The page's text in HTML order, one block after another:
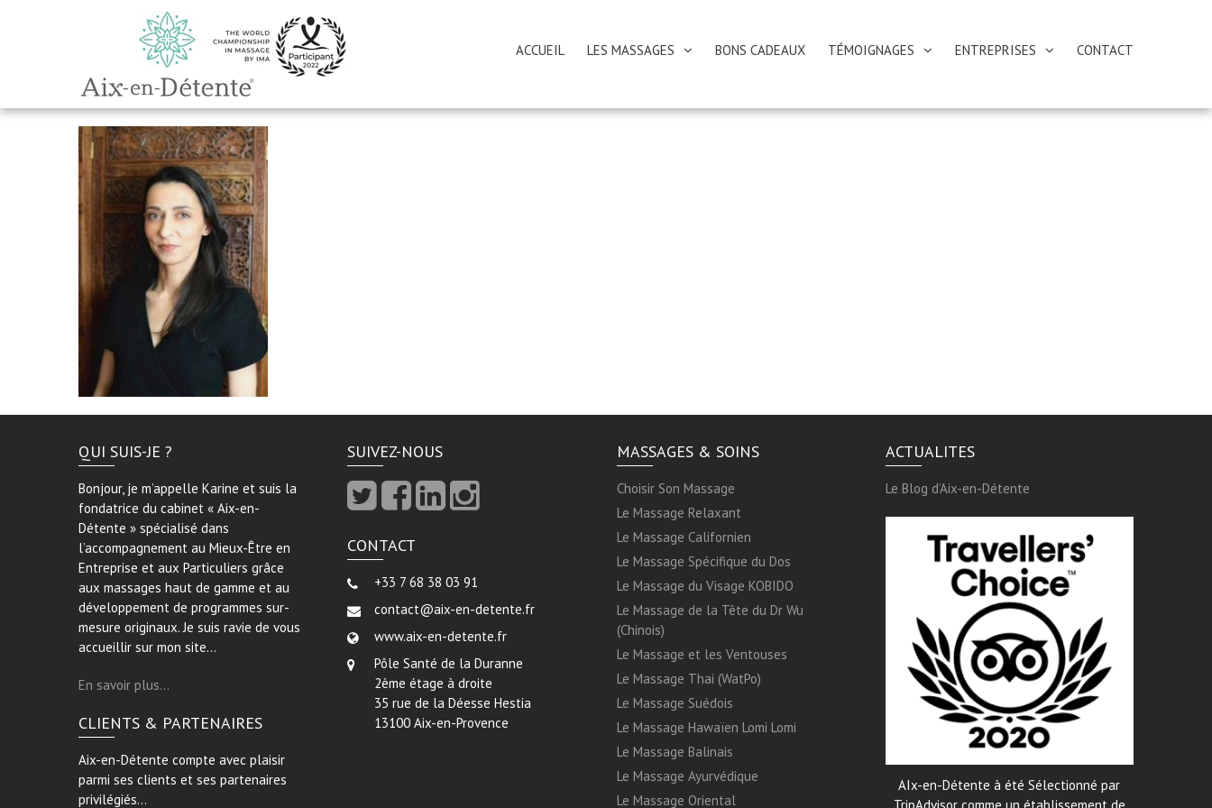
ACCUEIL LES MASSAGES BONS CADEAUX TÉMOIGNAGES ENTREPRISES CONTACT
QUI SUIS-JE ?
Bonjour, je m’appelle Karine et suis la
fondatrice du cabinet « Aix-en-
Détente » spécialisé dans
l’accompagnement au Mieux-Être en
Entreprise et aux Particuliers grâce
aux massages haut de gamme et au
développement de programmes sur-
mesure originaux. Je suis ravie de vous
accueillir sur mon site…
En savoir plus…
CLIENTS & PARTENAIRES
Aix-en-Détente compte avec plaisir
parmi ses clients et ses partenaires
privilégiés…
SUIVEZ-NOUS
CONTACT
+33 7 68 38 03 91
contact@aix-en-detente.fr
www.aix-en-detente.fr
Pôle Santé de la Duranne
2ème étage à droite
35 rue de la Déesse Hestia
13100 Aix-en-Provence
MASSAGES & SOINS
Choisir Son Massage
Le Massage Relaxant
Le Massage Californien
Le Massage Spécifique du Dos
Le Massage du Visage KOBIDO
Le Massage de la Tête du Dr Wu
(Chinois)
Le Massage et les Ventouses
Le Massage Thai (WatPo)
Le Massage Suédois
Le Massage Hawaïen Lomi Lomi
Le Massage Balinais
Le Massage Ayurvédique
Le Massage Oriental
ACTUALITES
Le Blog d’Aix-en-Détente
AIx-en-Détente à été Sélectionné par